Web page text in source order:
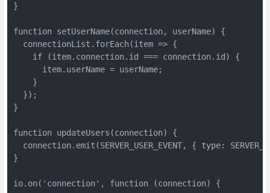
}
function setUserName(connection, userName) {
  connectionList.forEach(item => {
    if (item.connection.id === connection.id) {
      item.userName = userName;
    }
  });
}
function updateUsers(connection) {
connection.emit(SERVER_USER_EVENT, { type:
}
io.on('connection', function (connection) {